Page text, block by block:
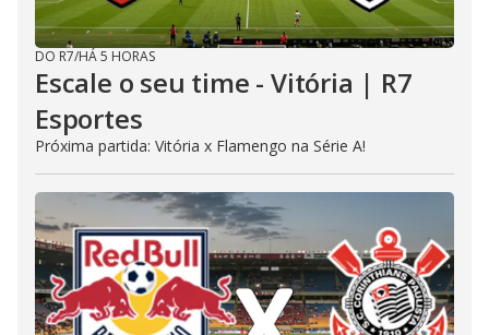
DO R7/HÁ 5 HORAS
Escale o seu time - Vitória | R7
Esportes
Próxima partida: Vitória x Flamengo na Série A!